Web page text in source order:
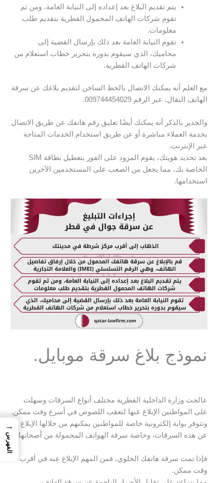
يتم تقديم البلاغ بعد إعداده إلى النيابة العامة، ومن ثم
تقوم شركات الهاتف المحمول القطرية بتقديم طلب
معلومات.
تقوم النيابة العامة بعد ذلك بإرسال القضية إلى
محاميك، الذي سيقوم بدوره بتحرير خطاب استعلام من
شركات الهاتف القطرية.
مع العلم أنه يمكنك الاتصال بالخط الساخن لتقديم بلاغك عن سرقة
الهاتف النقال، عبر الرقم 009744454029.
والجدير بالذكر أنه يمكنك أيضًا تعليق رقم هاتفك عن طريق الاتصال
بخدمة العملاء مباشرة أو عن طريق استخدام الخدمات المتاحة
عبر الإنترنت.
بعد تحديد هويتك، يقوم المزود على الفور بتعطيل بطاقة SIM
الخاصة بك، مما يجعل من الصعب على المستخدمين الآخرين
استخدامها.
نموذج بلاغ سرقة موبايل.
عالجت وزارة الداخلية القطرية مختلف أنواع السرقات وسهلت
على المواطنين الإبلاغ عنها لتعقب اللصوص في أسرع وقت ممكن.
وتتوفر بوابة إلكترونية خاصة للمواطنين يمكنهم من خلالها الإبلاغ
عن هذه السرقات، وخاصة سرقة الهواتف المحمولة من أصحابها.
فإذا تمت سرقة هاتفك الخلوي، فمن المهم الإبلاغ عنه في أقرب
وقت ممكن.
→
الفهرس